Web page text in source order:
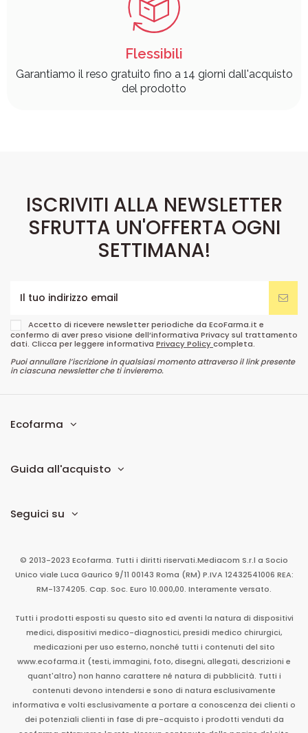
Flessibili
Garantiamo il reso gratuito fino a 14 giorni dall'acquisto
del prodotto
ISCRIVITI ALLA NEWSLETTER
SFRUTTA UN'OFFERTA OGNI
SETTIMANA!
Accetto di ricevere newsletter periodiche da EcoFarma.it e
confermo di aver preso visione dell’informativa Privacy sul trattamento
dati. Clicca per leggere informativa Privacy Policycompleta.
Puoi annullare l’iscrizione in qualsiasi momento attraverso il link presente
in ciascuna newsletter che ti invieremo.
Ecofarma
Guida all'acquisto
Seguici su
© 2013-2023 Ecofarma. Tutti i diritti riservati.Mediacom S.r.l a Socio
Unico viale Luca Gaurico 9/11 00143 Roma (RM) P.IVA 12432541006 REA:
RM-1374205. Cap. Soc. Euro 10.000,00. Interamente versato.
Tutti i prodotti esposti su questo sito ed aventi la natura di dispositivi
medici, dispositivi medico-diagnostici, presidi medico chirurgici,
medicazioni per uso esterno, nonché tutti i contenuti del sito
www.ecofarma.it (testi, immagini, foto, disegni, allegati, descrizioni e
quant'altro) non hanno carattere né natura di pubblicità. Tutti i
contenuti devono intendersi e sono di natura esclusivamente
informativa e volti esclusivamente a portare a conoscenza dei clienti o
dei potenziali clienti in fase di pre-acquisto i prodotti venduti da